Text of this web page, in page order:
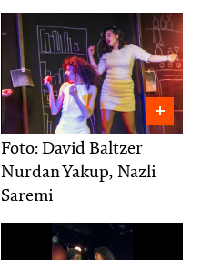
Foto: David Baltzer
Nurdan Yakup, Nazli
Saremi